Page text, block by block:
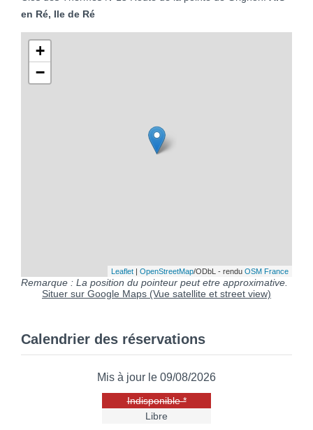
en Ré, Ile de Ré
+
−
Leaflet | OpenStreetMap/ODbL - rendu OSM France
Remarque : La position du pointeur peut etre approximative.
Situer sur Google Maps (Vue satellite et street view)
Calendrier des réservations
Mis à jour le 09/08/2026
Indisponible *
Libre